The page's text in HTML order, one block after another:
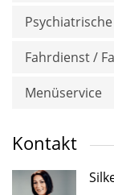
Fahrdienst /
Menüservice
Kontakt